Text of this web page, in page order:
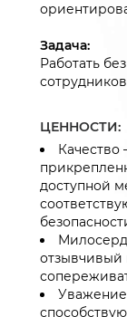
Задача:
Работать
ЦЕННОСТИ:
Качество
доступной
отзывчивый
Уважение